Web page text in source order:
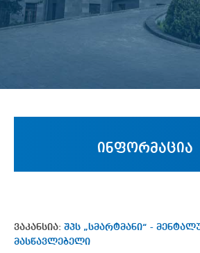
ინფორმაცია
ვაკანსია: შპს „სმარტმანი“ -
მასწავლებელი